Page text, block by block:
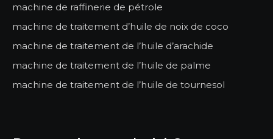
machine de raffinerie de pétrole
machine de traitement d’huile de noix de coco
machine de traitement de l’huile d’arachide
machine de traitement de l’huile de palme
machine de traitement de l’huile de tournesol